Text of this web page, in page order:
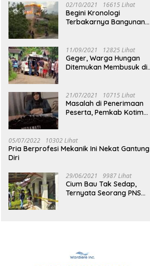
02/10/2021 16615 Lihat
Begini Kronologi
Terbakarnya Bangunan
11/09/2021 12825 Lihat
Geger, Warga Hungan
Ditemukan Membusuk di
21/07/2021 10715 Lihat
Masalah di Penerimaan
Peserta, Pemkab Kotim
05/07/2022 10302 Lihat
Pria Berprofesi Mekanik Ini Nekat Gantung
Diri
29/06/2021 9987 Lihat
Cium Bau Tak Sedap,
Ternyata Seorang PNS